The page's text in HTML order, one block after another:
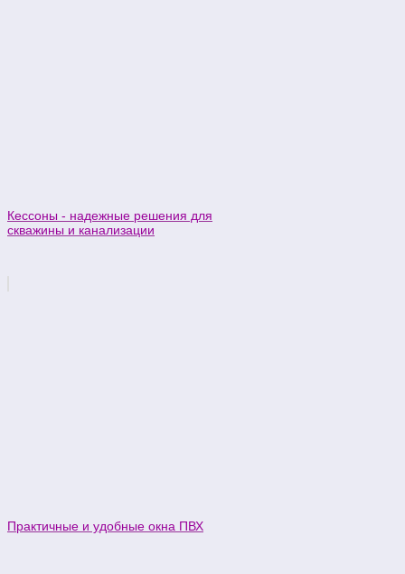
Кессоны - надежные решения для
скважины и канализации
Практичные и удобные окна ПВХ